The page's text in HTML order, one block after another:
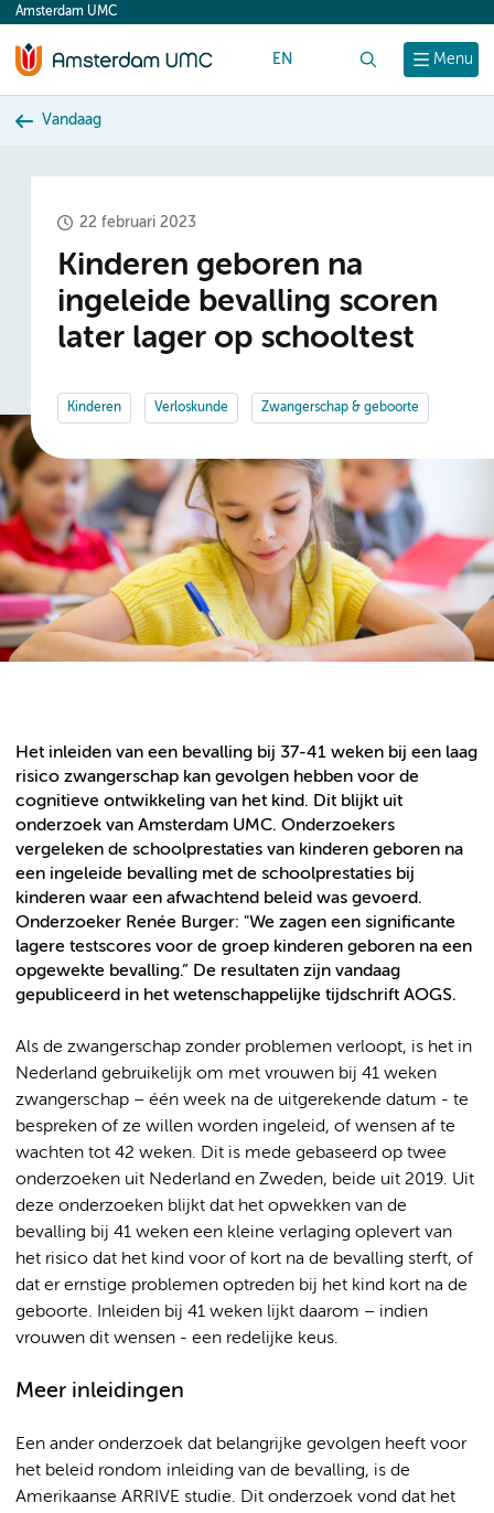
content
Menu
Amsterdam UMC
EN
Vandaag
22 februari 2023
Kinderen geboren na
ingeleide bevalling scoren
later lager op schooltest
Kinderen Verloskunde Zwangerschap & geboorte
Het inleiden van een bevalling bij 37-41 weken bij een laag
risico zwangerschap kan gevolgen hebben voor de
cognitieve ontwikkeling van het kind. Dit blijkt uit
onderzoek van Amsterdam UMC. Onderzoekers
vergeleken de schoolprestaties van kinderen geboren na
een ingeleide bevalling met de schoolprestaties bij
kinderen waar een afwachtend beleid was gevoerd.
Onderzoeker Renée Burger: "We zagen een significante
lagere testscores voor de groep kinderen geboren na een
opgewekte bevalling.” De resultaten zijn vandaag
gepubliceerd in het wetenschappelijke tijdschrift AOGS.
Als de zwangerschap zonder problemen verloopt, is het in
Nederland gebruikelijk om met vrouwen bij 41 weken
zwangerschap – één week na de uitgerekende datum - te
bespreken of ze willen worden ingeleid, of wensen af te
wachten tot 42 weken. Dit is mede gebaseerd op twee
onderzoeken uit Nederland en Zweden, beide uit 2019. Uit
deze onderzoeken blijkt dat het opwekken van de
bevalling bij 41 weken een kleine verlaging oplevert van
het risico dat het kind voor of kort na de bevalling sterft, of
dat er ernstige problemen optreden bij het kind kort na de
geboorte. Inleiden bij 41 weken lijkt daarom – indien
vrouwen dit wensen - een redelijke keus.
Meer inleidingen
Een ander onderzoek dat belangrijke gevolgen heeft voor
het beleid rondom inleiding van de bevalling, is de
Amerikaanse ARRIVE studie. Dit onderzoek vond dat het